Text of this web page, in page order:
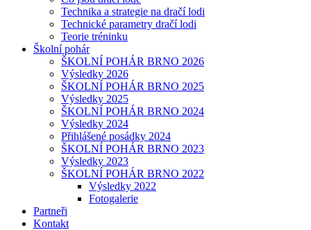
Technika a strategie na dračí lodi
Technické parametry dračí lodi
Teorie tréninku
Školní pohár
ŠKOLNÍ POHÁR BRNO 2026
Výsledky 2026
ŠKOLNÍ POHÁR BRNO 2025
Výsledky 2025
ŠKOLNÍ POHÁR BRNO 2024
Výsledky 2024
Přihlášené posádky 2024
ŠKOLNÍ POHÁR BRNO 2023
Výsledky 2023
ŠKOLNÍ POHÁR BRNO 2022
Výsledky 2022
Fotogalerie
Partneři
Kontakt